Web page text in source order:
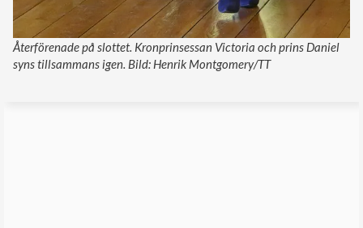
Återförenade på slottet. Kronprinsessan Victoria och prins Daniel
syns tillsammans igen. Bild: Henrik Montgomery/TT